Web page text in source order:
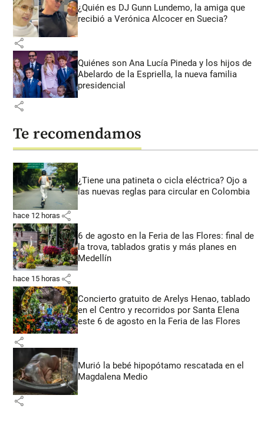
¿Quién es DJ Gunn Lundemo, la amiga que
recibió a Verónica Alcocer en Suecia?
share
Quiénes son Ana Lucía Pineda y los hijos de
Abelardo de la Espriella, la nueva familia
presidencial
share
Te recomendamos
¿Tiene una patineta o cicla eléctrica? Ojo a
las nuevas reglas para circular en Colombia
hace 12 horas share
6 de agosto en la Feria de las Flores: final de
la trova, tablados gratis y más planes en
Medellín
hace 15 horas share
Concierto gratuito de Arelys Henao, tablado
en el Centro y recorridos por Santa Elena
este 6 de agosto en la Feria de las Flores
share
Murió la bebé hipopótamo rescatada en el
Magdalena Medio
share